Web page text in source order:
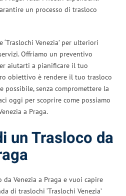
un processo di trasloco
Venezia’ per ulteriori
Offriamo un preventivo
aiutarti a pianificare il tuo
obiettivo è rendere il tuo trasloco
possibile, senza compromettere la
oggi per scoprire come possiamo
a Praga.
un Trasloco da
Venezia a Praga e vuoi capire
di traslochi ‘Traslochi Venezia’